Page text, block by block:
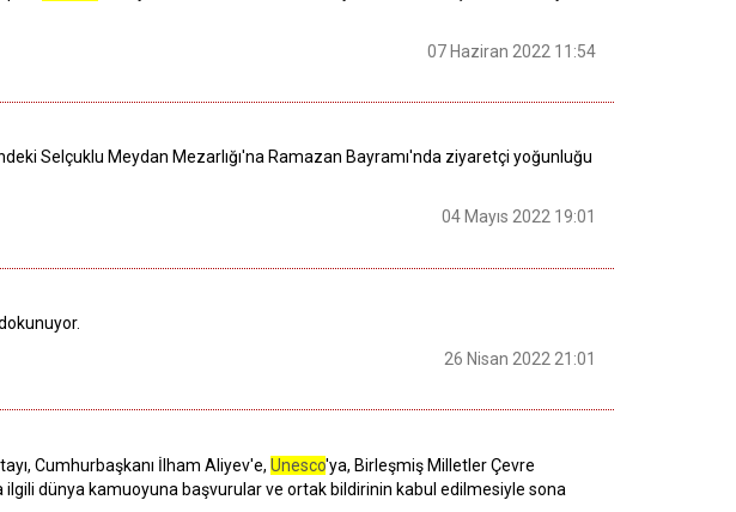
07 Haziran 2022 11:54
Selçuklu Meydan Mezarlığı'na Ramazan Bayramı'nda ziyaretçi yoğunluğu
04 Mayıs 2022 19:01
26 Nisan 2022 21:01
Cumhurbaşkanı İlham Aliyev'e, Unesco'ya, Birleşmiş Milletler Çevre
ilgili dünya kamuoyuna başvurular ve ortak bildirinin kabul edilmesiyle sona